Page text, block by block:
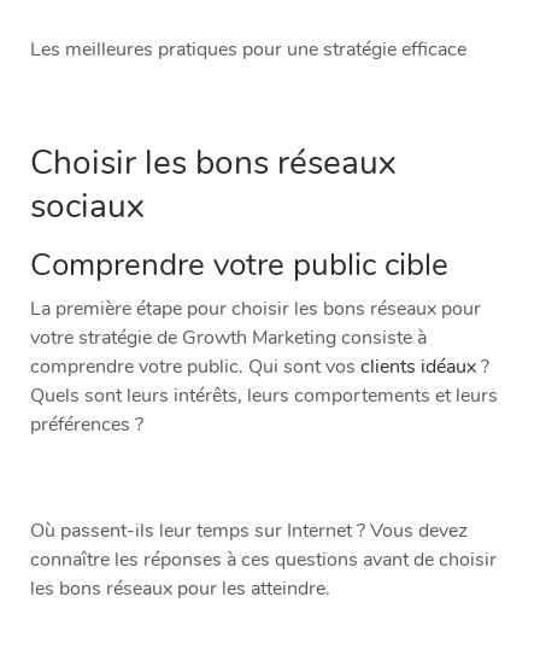
Les meilleures pratiques pour une stratégie efficace
Choisir les bons réseaux
sociaux
Comprendre votre public cible
La première étape pour choisir les bons réseaux pour
votre stratégie de Growth Marketing consiste à
comprendre votre public. Qui sont vos clients idéaux?
Quels sont leurs intérêts, leurs comportements et leurs
préférences ?
Où passent-ils leur temps sur Internet ? Vous devez
connaître les réponses à ces questions avant de choisir
les bons réseaux pour les atteindre.